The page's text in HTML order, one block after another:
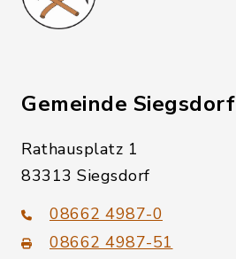
Gemeinde Siegsdorf
Rathausplatz 1
83313 Siegsdorf
08662 4987-0
08662 4987-51